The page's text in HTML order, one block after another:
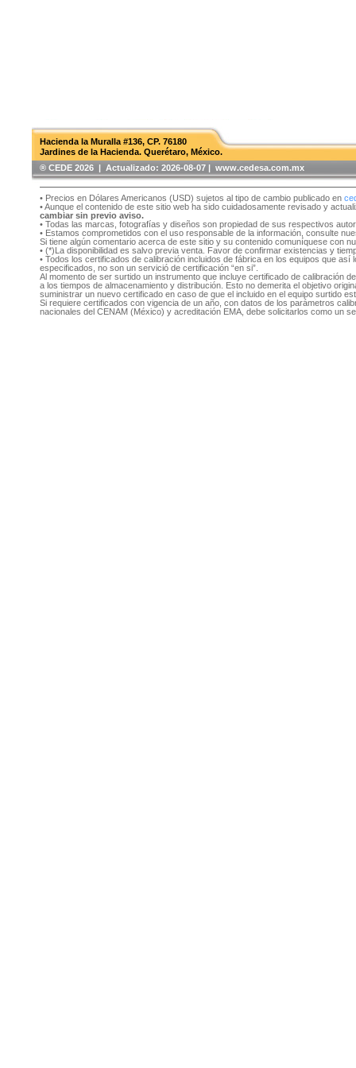
Hacienda la Muralla #136, CP. 76180
Jardines de la Hacienda. Querétaro, México.
®️ CEDE 2026 | Actualizado: 2026-08-07 | www.cedesa.com.mx
• Precios en Dólares Americanos (USD) sujetos al tipo de cambio publicado en
• Aunque el contenido de este sitio web ha sido cuidadosamente revisado y
cambiar sin previo aviso.
• Todas las marcas, fotografías y diseños son propiedad de sus respectivos
• Estamos comprometidos con el uso responsable de la información, consulte
Si tiene algún comentario acerca de este sitio y su contenido comuníquese con
• (*)La disponibilidad es salvo previa venta. Favor de confirmar existencias y
• Todos los certificados de calibración incluidos de fábrica en los equipos que
especificados, no son un servició de certificación “en si”.
Al momento de ser surtido un instrumento que incluye certificado de calibración
a los tiempos de almacenamiento y distribución. Esto no demerita el objetivo
suministrar un nuevo certificado en caso de que el incluido en el equipo surtido
Si requiere certificados con vigencia de un año, con datos de los parámetros
nacionales del CENAM (México) y acreditación EMA, debe solicitarlos como un